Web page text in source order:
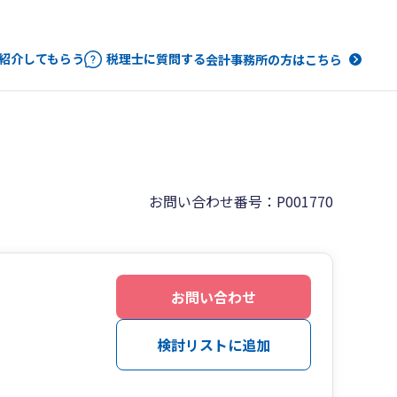
介してもらう 税理士に質問する会計事務所の方はこちら
お問い合わせ番号：P001770
お問い合わせ
検討リストに追加